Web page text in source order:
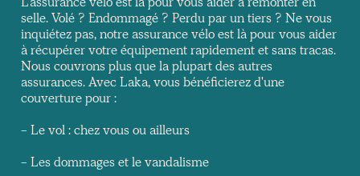
selle. Volé ? Endommagé ? Perdu par un tiers ? Ne vous
inquiétez pas, notre assurance vélo est là pour vous aider
à récupérer votre équipement rapidement et sans tracas.
Nous couvrons plus que la plupart des autres
assurances. Avec Laka, vous bénéficierez d'une
couverture pour :
- Le vol : chez vous ou ailleurs
- Les dommages et le vandalisme